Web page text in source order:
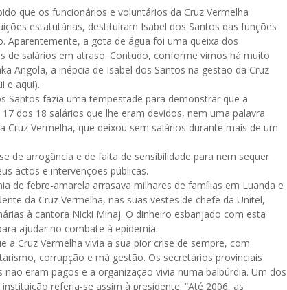
que os funcionários e voluntários da Cruz Vermelha
estatutárias, destituíram Isabel dos Santos das funções
Aparentemente, a gota de água foi uma queixa dos
de salários em atraso. Contudo, conforme vimos há muito
Angola, a inépcia de Isabel dos Santos na gestão da Cruz
e aqui).
Santos fazia uma tempestade para demonstrar que a
dos 18 salários que lhe eram devidos, nem uma palavra
Cruz Vermelha, que deixou sem salários durante mais de um
de arrogância e de falta de sensibilidade para nem sequer
actos e intervenções públicas.
de febre-amarela arrasava milhares de famílias em Luanda e
da Cruz Vermelha, nas suas vestes de chefe da Unitel,
à cantora Nicki Minaj. O dinheiro esbanjado com esta
ajudar no combate à epidemia.
a Cruz Vermelha vivia a sua pior crise de sempre, com
corrupção e má gestão. Os secretários provinciais
não eram pagos e a organização vivia numa balbúrdia. Um dos
referia-se assim à presidente: “Até 2006, as